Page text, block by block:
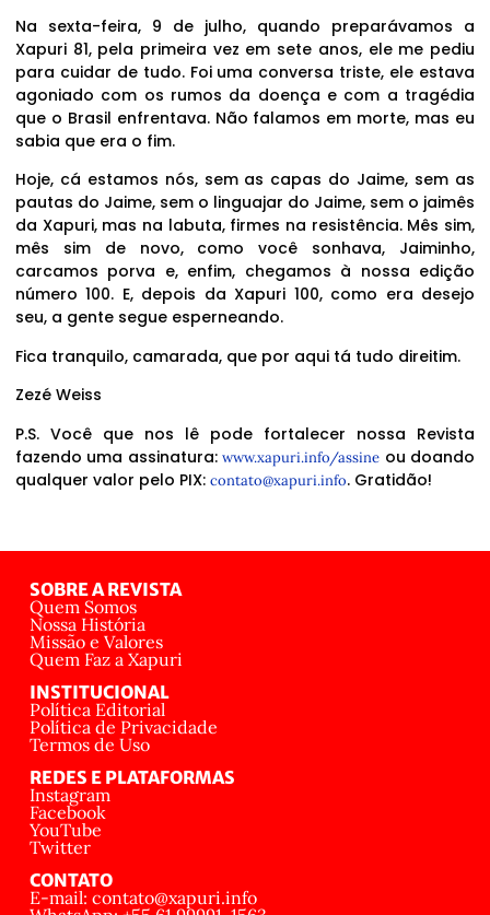
Na sexta-feira, 9 de julho, quando preparávamos a
Xapuri 81, pela primeira vez em sete anos, ele me pediu
para cuidar de tudo. Foi uma conversa triste, ele estava
agoniado com os rumos da doença e com a tragédia
que o Brasil enfrentava. Não falamos em morte, mas eu
sabia que era o fim.
Hoje, cá estamos nós, sem as capas do Jaime, sem as
pautas do Jaime, sem o linguajar do Jaime, sem o jaimês
da Xapuri, mas na labuta, firmes na resistência. Mês sim,
mês sim de novo, como você sonhava, Jaiminho,
carcamos porva e, enfim, chegamos à nossa edição
número 100. E, depois da Xapuri 100, como era desejo
seu, a gente segue esperneando.
Fica tranquilo, camarada, que por aqui tá tudo direitim.
Zezé Weiss
P.S. Você que nos lê pode fortalecer nossa Revista
fazendo uma assinatura:www.xapuri.info/assine ou doando
qualquer valor pelo PIX: contato@xapuri.info. Gratidão!
SOBRE A REVISTA
Quem Somos
Nossa História
Missão e Valores
Quem Faz a Xapuri
INSTITUCIONAL
Política Editorial
Política de Privacidade
Termos de Uso
REDES E PLATAFORMAS
Instagram
Facebook
YouTube
Twitter
CONTATO
E-mail: contato@xapuri.info